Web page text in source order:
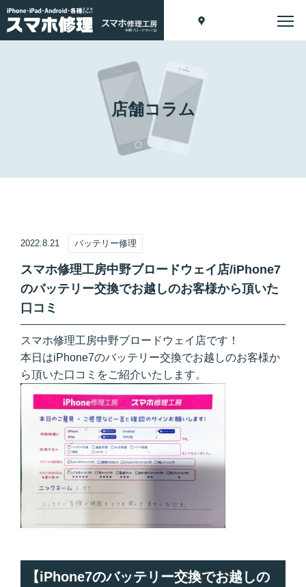
店舗コラム
2022.8.21 バッテリー修理
スマホ修理工房中野ブロードウェイ店/iPhone7
のバッテリー交換でお越しのお客様から頂いた
口コミ
スマホ修理工房中野ブロードウェイ店です！
本日はiPhone7のバッテリー交換でお越しのお客様か
ら頂いた口コミをご紹介いたします。
【iPhone7のバッテリー交換でお越しの